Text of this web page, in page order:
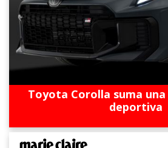
Toyota Corolla suma
deportiva